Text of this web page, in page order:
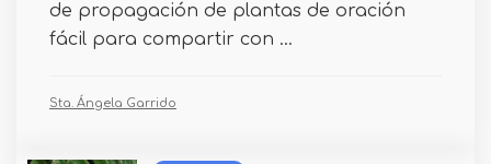
de propagación de plantas de oración
fácil para compartir con ...
Sta. Ángela Garrido